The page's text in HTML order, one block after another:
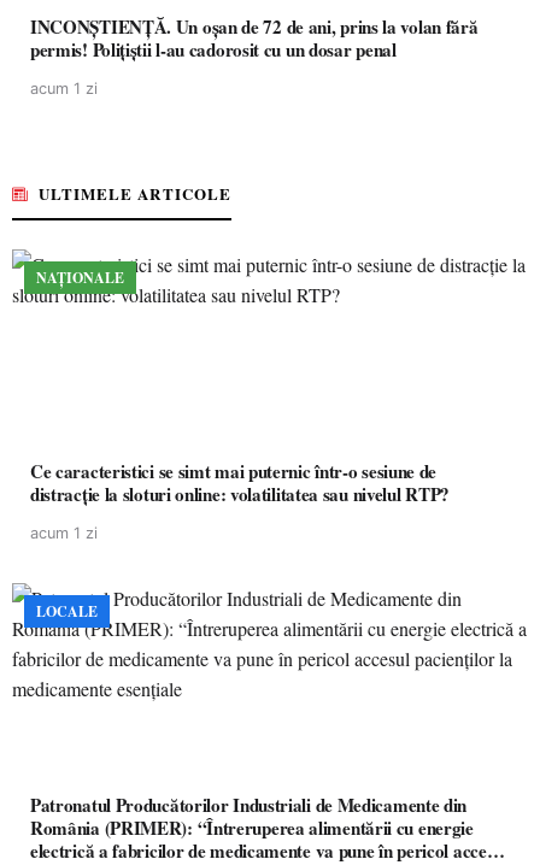
INCONȘTIENȚĂ. Un oșan de 72 de ani, prins la volan fără
permis! Polițiștii l-au cadorosit cu un dosar penal
acum 1 zi
ULTIMELE ARTICOLE
NAȚIONALE
Ce caracteristici se simt mai puternic într-o sesiune de
distracție la sloturi online: volatilitatea sau nivelul RTP?
acum 1 zi
LOCALE
Patronatul Producătorilor Industriali de Medicamente din
România (PRIMER): “Întreruperea alimentării cu energie
electrică a fabricilor de medicamente va pune în pericol accesul